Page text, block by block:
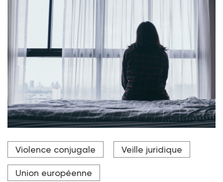
Le 16 janvier 2024, la CJUE a jugé qu'une
ressortissante d'un pays tiers pouvait bénéficier du
si certaines conditions sont remplies.
Violence conjugale Veille juridique
Union européenne